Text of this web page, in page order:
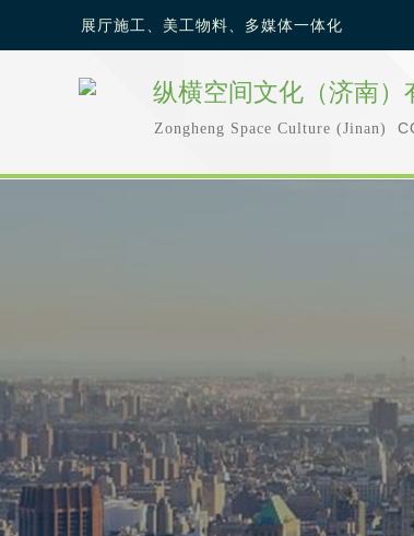
展厅施工、美工物料、多媒体一体化
纵横空间文化（济南）
Zongheng Space Culture (Jinan)